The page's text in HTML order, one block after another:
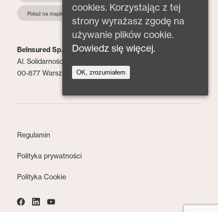
Pokaż na mapie
BeInsured Sp. z o.o.
Al. Solidarności 153 lok. 2
00-877 Warszawa
Regulamin
Polityka prywatności
Polityka Cookie
cookies. Korzystając z tej
strony wyrażasz zgodę na
używanie plików cookie.
Dowiedz się więcej.
OK, zrozumiałem